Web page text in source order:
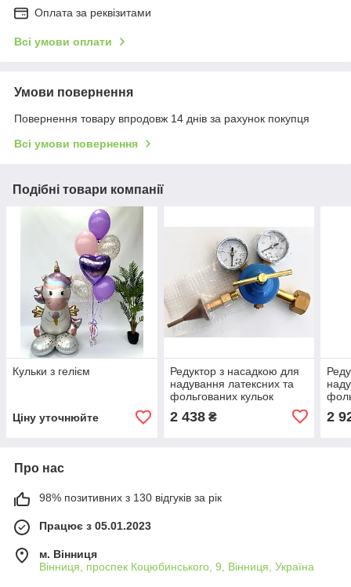
Оплата за реквізитами
Всі умови оплати
Умови повернення
Повернення товару впродовж 14 днів за рахунок покупця
Всі умови повернення
Подібні товари компанії
Кульки з гелієм
Ціну уточнюйте
Редуктор з насадкою для
надування латексних та
фольгованих кульок
2 438₴ 2
Про нас
98% позитивних з 130 відгуків за рік
Працює з 05.01.2023
м. Вінниця
Вінниця, проспек Коцюбинського, 9, Вінниця, Україна